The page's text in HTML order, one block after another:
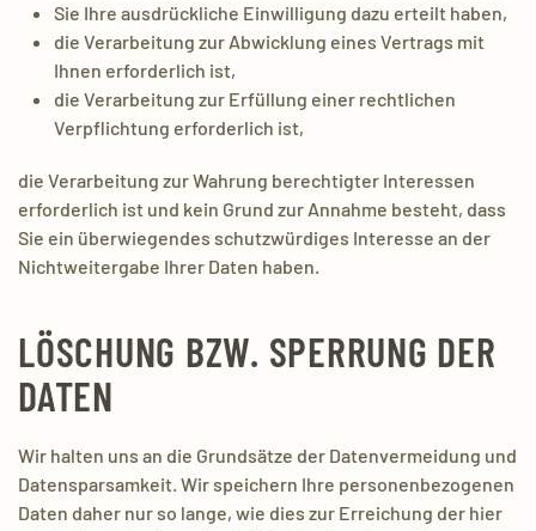
Sie Ihre ausdrückliche Einwilligung dazu erteilt haben,
die Verarbeitung zur Abwicklung eines Vertrags mit
Ihnen erforderlich ist,
die Verarbeitung zur Erfüllung einer rechtlichen
Verpflichtung erforderlich ist,
die Verarbeitung zur Wahrung berechtigter Interessen
erforderlich ist und kein Grund zur Annahme besteht, dass
Sie ein überwiegendes schutzwürdiges Interesse an der
Nichtweitergabe Ihrer Daten haben.
LÖSCHUNG BZW. SPERRUNG DER
DATEN
Wir halten uns an die Grundsätze der Datenvermeidung und
Datensparsamkeit. Wir speichern Ihre personenbezogenen
Daten daher nur so lange, wie dies zur Erreichung der hier